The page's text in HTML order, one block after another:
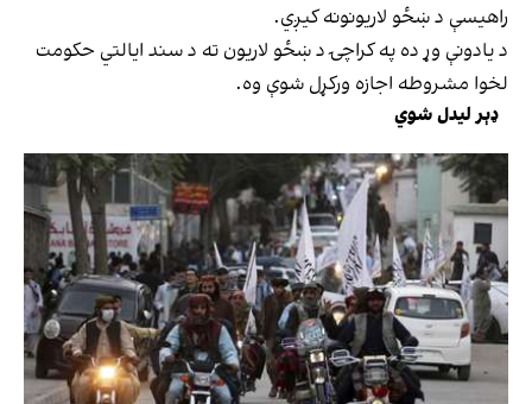
راهيسې د ښځو لاريونونه کيږي.
د يادونې وړ ده په کراچۍ د ښځو لاريون ته د سند ايالتي حکومت
لخوا مشروطه اجازه ورکړل شوې وه.
ډېر لیدل شوي